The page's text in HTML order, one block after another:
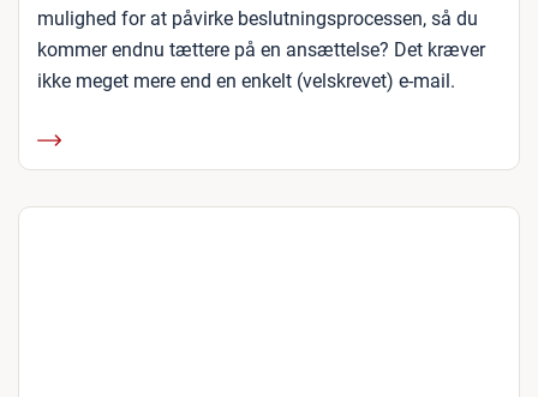
mulighed for at påvirke beslutningsprocessen, så du
kommer endnu tættere på en ansættelse? Det kræver
ikke meget mere end en enkelt (velskrevet) e-mail.